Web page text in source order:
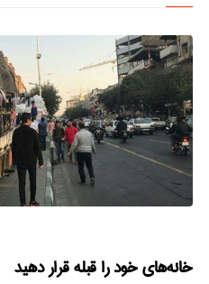
خانه‌های خود را قبله قرار دهید